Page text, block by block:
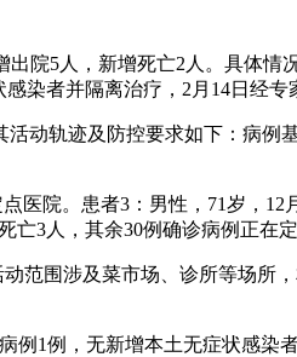
院5人，新增死亡2人。具体
染者并隔离治疗，2月14日经专
动轨迹及防控要求如下：病
医院。患者3：男性，71岁，
3人，其余30例确诊病例正在
范围涉及菜市场、诊所等场所
例1例，无新增本土无症状感